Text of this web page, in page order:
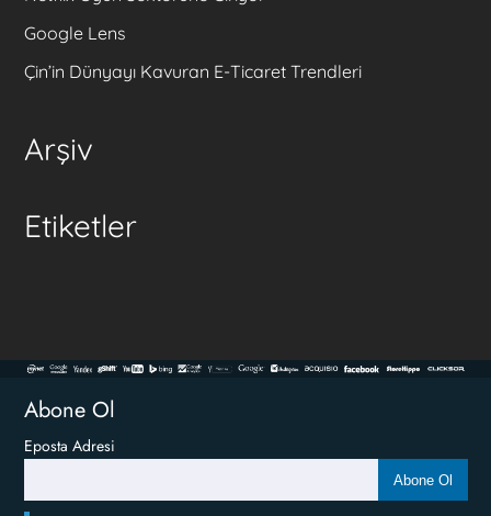
Google Lens
Çin’in Dünyayı Kavuran E-Ticaret Trendleri
Arşiv
Etiketler
Abone Ol
Eposta Adresi
Abone Ol